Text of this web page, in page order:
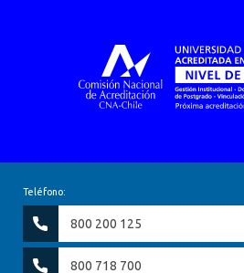
Teléfono:
800 200 125
800 718 700